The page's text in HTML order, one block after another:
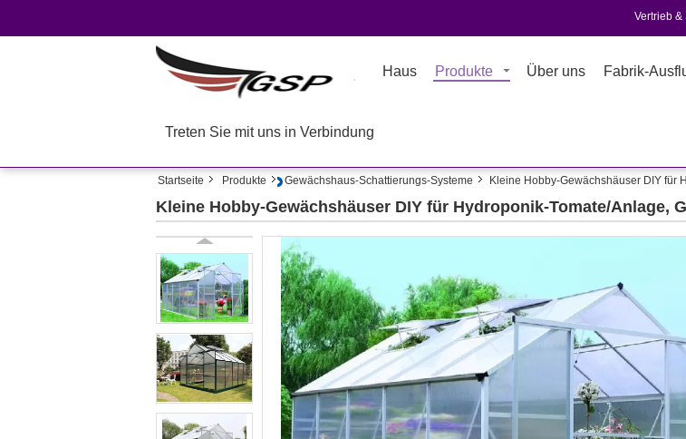
Vertrieb &
Haus Produkte Über uns Fabrik-
Treten Sie mit uns in Verbindung
Startseite Produkte Gewächshaus-Schattierungs-Systeme Kleine Hobby-Gewächshäuser DIY für
Kleine Hobby-Gewächshäuser DIY für Hydroponik-Tomate/Anlage,